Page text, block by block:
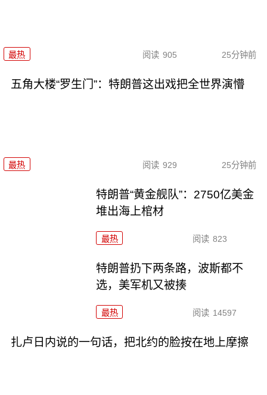
最热 阅读 905 25分钟前
五角大楼“罗生门”：特朗普这出戏把全世界演懵
最热 阅读 929 25分钟前
特朗普“黄金舰队”：2750亿美金
堆出海上棺材
最热 阅读 823
特朗普扔下两条路，波斯都不
选，美军机又被揍
最热 阅读 14597
扎卢日内说的一句话，把北约的脸按在地上摩擦